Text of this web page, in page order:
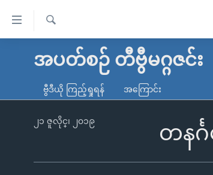
လွယ်ကူ
သည့်
မူလစာမျက်နှာ
ကမ္ဘာ့သတင်းများ
နိုင်ငံတကာ
တရုတ်
ရပ်ဝန်းတခု လမ်းတခု အလွန်
ရ
အပတ်စဉ် တီဗွီမဂ္ဂဇင်း
ဗွီဒီယို ကြည့်ရှုရန် အကြောင်း
တနင်္
၂၁ ဇူလိုင္၊ ၂၀၁၉